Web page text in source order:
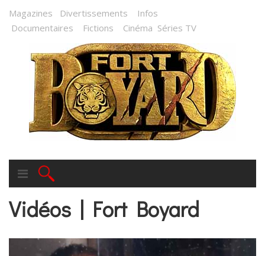
Magazines Divertissements
Infos
Documentaires
Fictions Cinéma Séries TV
Vidéos | Fort Boyard